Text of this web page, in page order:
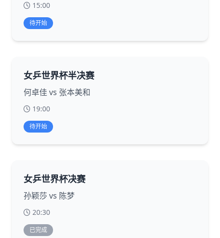
15:00
待开始
女乒世界杯半决赛
何卓佳 vs 张本美和
19:00
待开始
女乒世界杯决赛
孙颖莎 vs 陈梦
20:30
已完成